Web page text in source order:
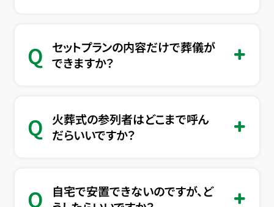
Q
セットプランの内容だけで葬儀が
できますか？
Q
火葬式の参列者はどこまで呼ん
だらいいですか？
Q
自宅で安置できないのですが、ど